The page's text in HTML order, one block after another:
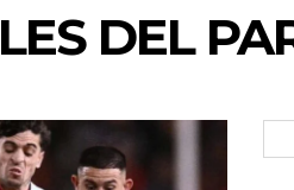
DEL